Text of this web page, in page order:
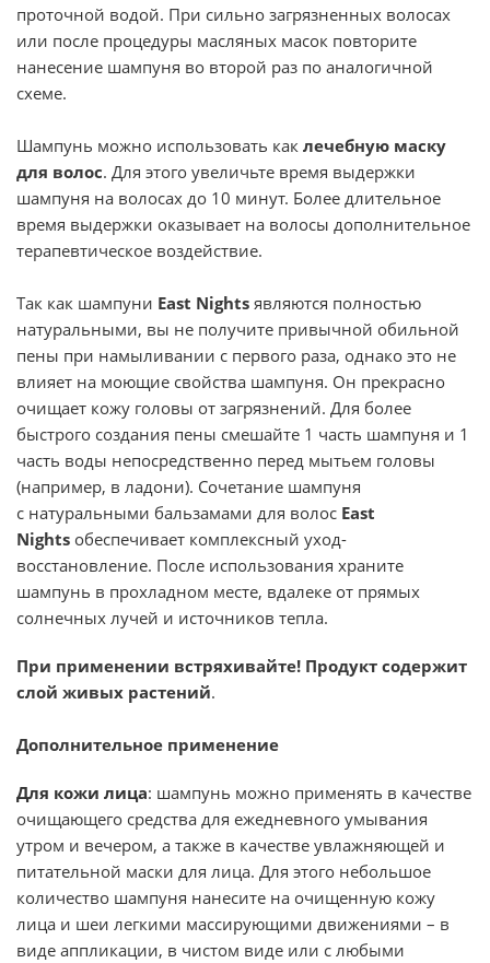
проточной водой. При сильно загрязненных волосах
или после процедуры масляных масок повторите
нанесение шампуня во второй раз по аналогичной
схеме.
Шампунь можно использовать как лечебную маску
для волос. Для этого увеличьте время выдержки
шампуня на волосах до 10 минут. Более длительное
время выдержки оказывает на волосы дополнительное
терапевтическое воздействие.
Так как шампуни East Nights являются полностью
натуральными, вы не получите привычной обильной
пены при намыливании с первого раза, однако это не
влияет на моющие свойства шампуня. Он прекрасно
очищает кожу головы от загрязнений. Для более
быстрого создания пены смешайте 1 часть шампуня и 1
часть воды непосредственно перед мытьем головы
(например, в ладони). Сочетание шампуня
с натуральными бальзамами для волос East
Nights обеспечивает комплексный уход-
восстановление. После использования храните
шампунь в прохладном месте, вдалеке от прямых
солнечных лучей и источников тепла.
При применении встряхивайте! Продукт содержит
слой живых растений.
Дополнительное применение
Для кожи лица: шампунь можно применять в качестве
очищающего средства для ежедневного умывания
утром и вечером, а также в качестве увлажняющей и
питательной маски для лица. Для этого небольшое
количество шампуня нанесите на очищенную кожу
лица и шеи легкими массирующими движениями – в
виде аппликации, в чистом виде или с любыми